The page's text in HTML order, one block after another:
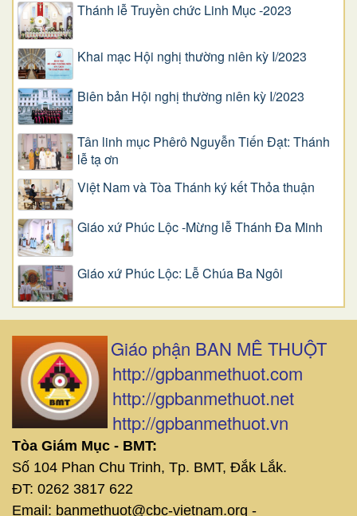
Thánh lễ Truyền chức Linh Mục -2023
Khai mạc Hội nghị thường niên kỳ I/2023
Biên bản Hội nghị thường niên kỳ I/2023
Tân linh mục Phêrô Nguyễn Tiến Đạt: Thánh
lễ tạ ơn
Việt Nam và Tòa Thánh ký kết Thỏa thuận
Giáo xứ Phúc Lộc -Mừng lễ Thánh Đa Minh
Giáo xứ Phúc Lộc: Lễ Chúa Ba Ngôi
Giáo phận BAN MÊ THUỘT
http://gpbanmethuot.com
http://gpbanmethuot.net
http://gpbanmethuot.vn
Tòa Giám Mục - BMT:
Số 104 Phan Chu Trinh, Tp. BMT, Đắk Lắk.
ĐT: 0262 3817 622
Email: banmethuot@cbc-vietnam.org -